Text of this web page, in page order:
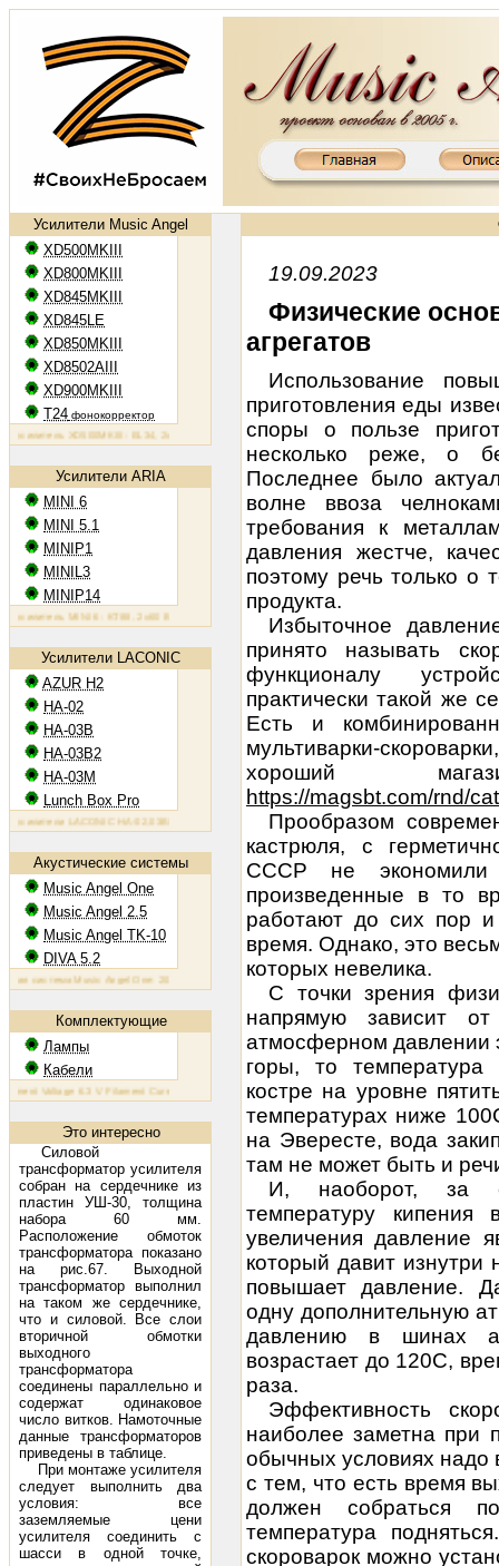
Усилители Music Angel
XD500MKIII
XD800MKIII
XD845MKIII
XD845LE
XD850MKIII
XD8502AIII
XD900MKIII
T24 фонокорректор
XD500MKIII: EL34, 2х50 Вт Ламповый усилитель XD800MKIII: KT88, 2х65 ВтЛамповый
Усилители ARIA
MINI 6
MINI 5.1
MINIP1
MINIL3
MINIP14
MINI 6: KT88, 2х60 ВтЛамповый усилитель MINIP1: 6AQ5, 2х10 Вт
Усилители LACONIC
AZUR H2
HA-02
HA-03B
HA-03B2
HA-03M
Lunch Box Pro
LACONIC HA-02,03B/B2/M: 6N6P, 2х1,2 Вт на 300 Ом
Акустические системы
Music Angel One
Music Angel 2.5
Music Angel TK-10
DIVA 5.2
система Music Angel One: 20 - 100 Вт, 38 Гц - 30 кГц, 86 Дб/Вт/мАкустическая система Music Angel
Комплектующие
Лампы
Кабели
Voltage 6.3 V Filament Current 1.6 A Plate Voltage (max) 800 V Plate Current (max) 230 mA Plate
Это интересно
Силовой
трансформатор усилителя
собран на сердечнике из
пластин УШ-30, толщина
набора 60 мм.
Расположение обмоток
трансформатора показано
на рис.67. Выходной
трансформатор выполнил
на таком же сердечнике,
что и силовой. Все слои
вторичной обмотки
выходного
трансформатора
соединены параллельно и
содержат одинаковое
число витков. Намоточные
данные трансформаторов
приведены в таблице.
При монтаже усилителя
следует выполнить два
условия: все
заземляемые цени
усилителя соединить с
шасси в одной точке,
19.09.2023
Физические
агрегатов
Использование
приготовления еды
споры о пользе
несколько реже, о
Последнее было
волне ввоза
требования к
давления жестче,
поэтому речь только о
продукта.
Избыточное
принято называть
функционалу
практически такой же
Есть и
мультиварки-
хороший
https://magsbt.com/rnd/
Прообразом
кастрюля, с
СССР не экономили
произведенные в то
работают до сих пор
время. Однако, это
которых невелика.
С точки зрения
напрямую зависит
атмосферном давлении
горы, то температура
костре на уровне
температурах ниже
на Эвересте, вода
там не может быть и
И, наоборот, за
температуру
увеличения давление
который давит изнутри
повышает давление.
одну дополнительную
давлению в шинах
возрастает до 120С,
раза.
Эффективность
наиболее заметна при
обычных условиях надо
с тем, что есть время
должен собраться
температура
скороварок можно